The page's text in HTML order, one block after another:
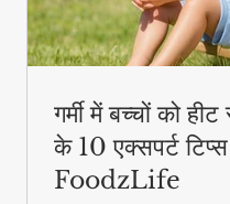
गर्मी में बच्चों को
के 10 एक्सपर्ट टिप्स |
FoodzLife